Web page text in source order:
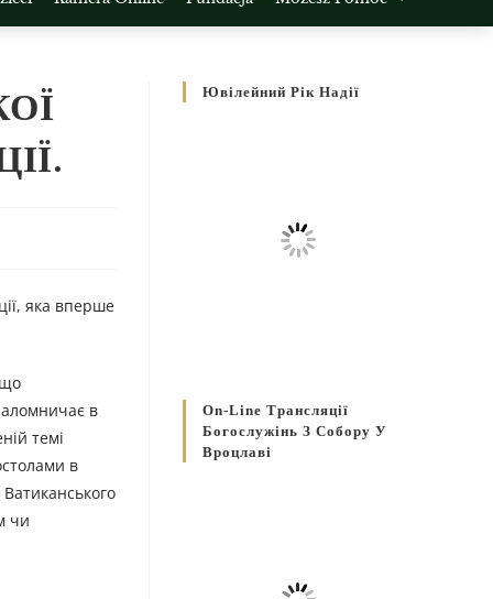
яка вперше
в
темі
в
чи
Ювілейний Рік Надії
On-Line Трансляції
Богослужінь З Собору У
Вроцлаві